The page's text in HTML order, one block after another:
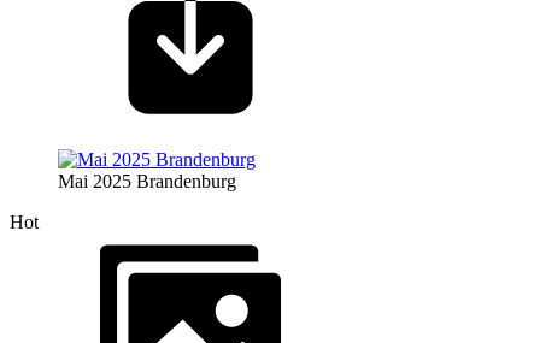
Mai 2025 Brandenburg
Hot